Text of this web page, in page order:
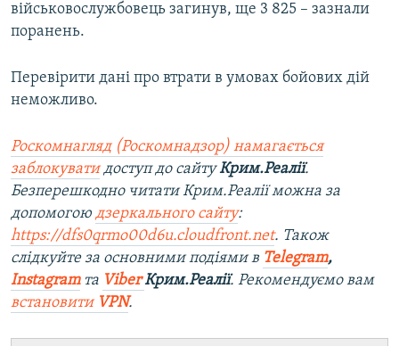
військовослужбовець загинув, ще 3 825 – зазнали
поранень​.
Перевірити дані про втрати в умовах бойових дій
неможливо.
Роскомнагляд (Роскомнадзор) намагається
заблокуватидоступ до сайтуКрим.Реалії.
Безперешкодно читати Крим.Реалії можна за
допомогою дзеркального сайту:
https://dfs0qrmo00d6u.cloudfront.net. Також
слідкуйте за основними подіями в Telegram,
Instagramта ViberКрим.Реалії. Рекомендуємо вам
встановити VPN.